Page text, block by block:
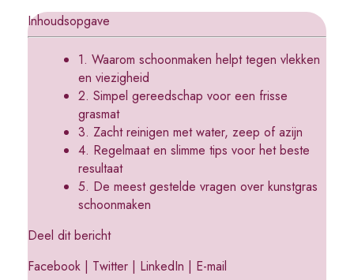
Inhoudsopgave
1. Waarom schoonmaken helpt tegen vlekken
en viezigheid
2. Simpel gereedschap voor een frisse
grasmat
3. Zacht reinigen met water, zeep of azijn
4. Regelmaat en slimme tips voor het beste
resultaat
5. De meest gestelde vragen over kunstgras
schoonmaken
Deel dit bericht
Facebook| Twitter| LinkedIn | E-mail